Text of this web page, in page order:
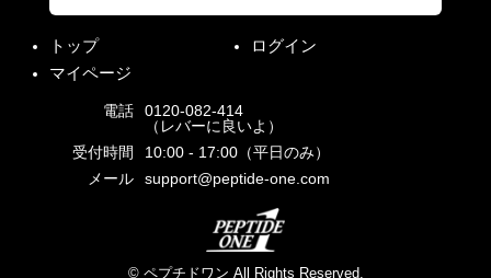
トップ
ログイン
マイページ
電話
0120-082-414
（レバーに良いよ）
受付時間
10:00 - 17:00（平日のみ）
メール
support@peptide-one.com
© ペプチドワン All Rights Reserved.